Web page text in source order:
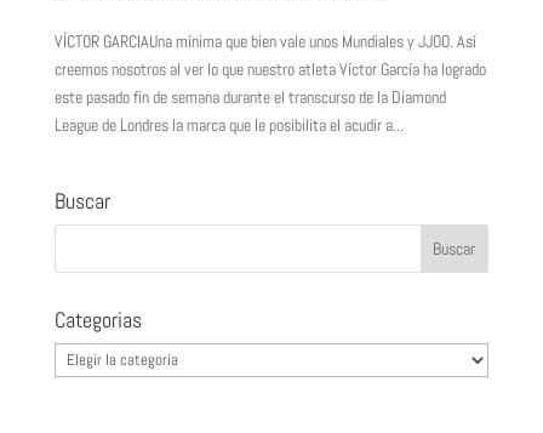
VÍCTOR GARCIAUna mínima que bien vale unos Mundiales y JJOO. Así
creemos nosotros al ver lo que nuestro atleta Víctor García ha logrado
este pasado fin de semana durante el transcurso de la Diamond
League de Londres la marca que le posibilita el acudir a...
Buscar
Categorias
Categorias